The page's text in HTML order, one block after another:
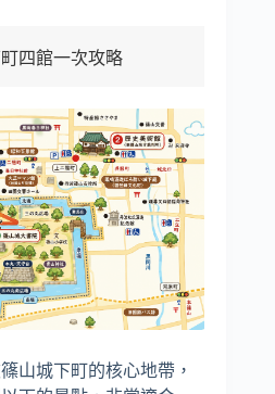
四館一次攻略
山城下町的核心地帶，